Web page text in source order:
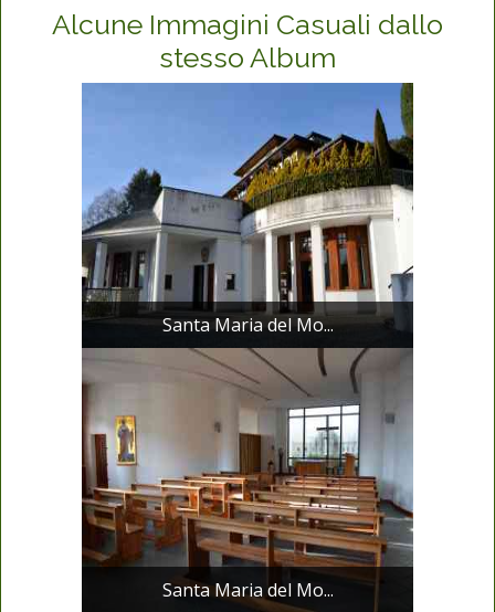
Alcune Immagini Casuali dallo
stesso Album
Santa Maria del Mo...
Santa Maria del Mo...